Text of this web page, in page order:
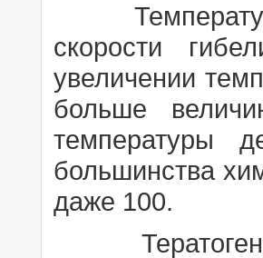
скорости
увеличении
больше
температуры
большинства
даже 100.